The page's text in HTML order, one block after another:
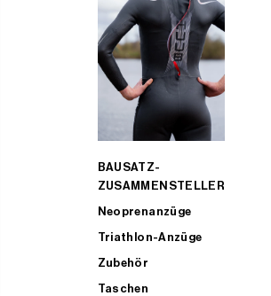
BAUSATZ-
ZUSAMMENSTELLER
Neoprenanzüge
Triathlon-Anzüge
Zubehör
Taschen